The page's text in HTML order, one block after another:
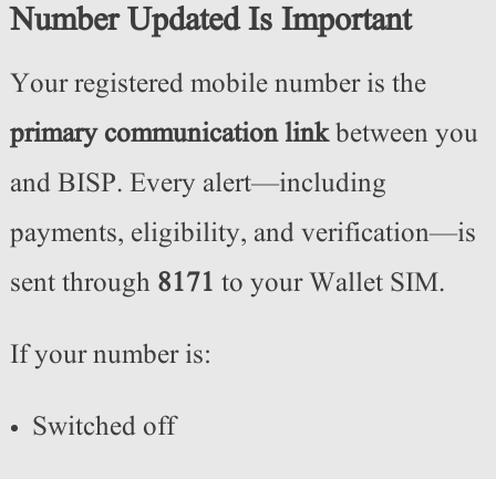
Number Updated Is Important
Your registered mobile number is the
primary communication linkbetween you
and BISP. Every alert—including
payments, eligibility, and verification—is
sent through 8171 to your Wallet SIM.
If your number is:
Switched off